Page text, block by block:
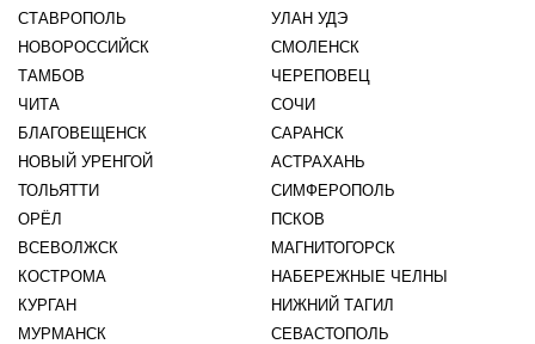
СТАВРОПОЛЬ
УЛАН УДЭ
НОВОРОССИЙСК
СМОЛЕНСК
ТАМБОВ
ЧЕРЕПОВЕЦ
ЧИТА
СОЧИ
БЛАГОВЕЩЕНСК
САРАНСК
НОВЫЙ УРЕНГОЙ
АСТРАХАНЬ
ТОЛЬЯТТИ
СИМФЕРОПОЛЬ
ОРЁЛ
ПСКОВ
ВСЕВОЛЖСК
МАГНИТОГОРСК
КОСТРОМА
НАБЕРЕЖНЫЕ ЧЕЛНЫ
КУРГАН
НИЖНИЙ ТАГИЛ
МУРМАНСК
СЕВАСТОПОЛЬ